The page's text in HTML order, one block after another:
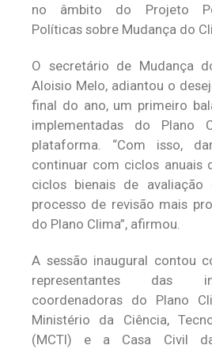
no âmbito do Projeto
Políticas sobre Mudança do
O secretário de Mudança
Aloisio Melo, adiantou o
final do ano, um primeiro
implementadas do Plano
plataforma. “Com isso,
continuar com ciclos anuais
ciclos bienais de avaliação
processo de revisão mais
do Plano Clima”, afirmou.
A sessão inaugural contou
representantes das
coordenadoras do Plano
Ministério da Ciência,
(MCTI) e a Casa Civil